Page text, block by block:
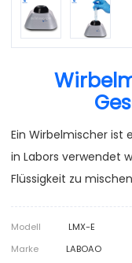
Ein Wirbelmischer ist
in Labors verwendet
Flüssigkeit zu
Modell
LMX-E
Marke
LABOAO